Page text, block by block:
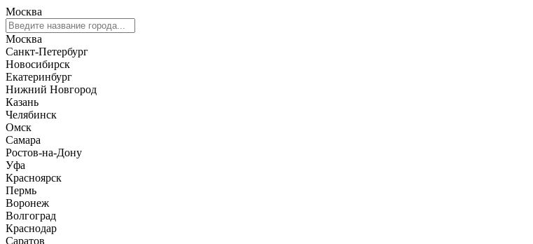
Москва
Москва
Санкт-Петербург
Новосибирск
Екатеринбург
Нижний Новгород
Казань
Челябинск
Омск
Самара
Ростов-на-Дону
Уфа
Красноярск
Пермь
Воронеж
Волгоград
Краснодар
Саратов